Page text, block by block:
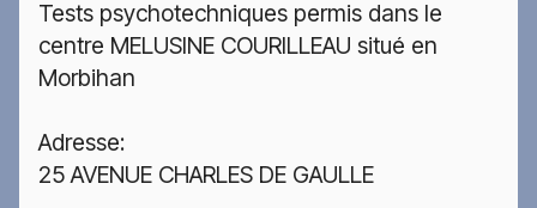
Tests psychotechniques permis dans le
centre MELUSINE COURILLEAU situé en
Morbihan
Adresse:
25 AVENUE CHARLES DE GAULLE